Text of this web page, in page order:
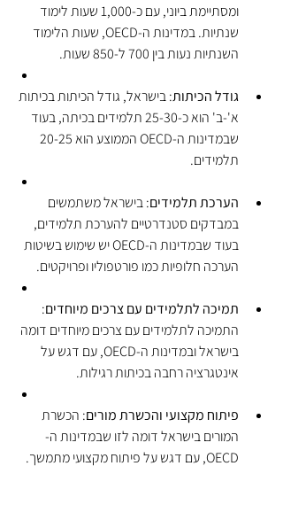
ומסתיימת ביוני, עם כ-1,000 שעות לימוד
שנתיות. במדינות ה-OECD, שעות הלימוד
השנתיות נעות בין 700 ל-850 שעות.
גודל הכיתות: בישראל, גודל הכיתות בכיתות
א'-ב' הוא כ-25-30 תלמידים בכיתה, בעוד
תלמידים.
הערכת תלמידים: בישראל משתמשים
במבדקים סטנדרטיים להערכת תלמידים,
בעוד שבמדינות ה-OECD יש שימוש בשיטות
הערכה חלופיות כמו פורטפוליו ופרויקטים.
תמיכה לתלמידים עם צרכים מיוחדים:
התמיכה לתלמידים עם צרכים מיוחדים דומה
בישראל ובמדינות ה-OECD, עם דגש על
אינטגרציה רחבה בכיתות רגילות.
פיתוח מקצועי והכשרת מורים: הכשרת
המורים בישראל דומה לזו שבמדינות ה-
OECD, עם דגש על פיתוח מקצועי מתמשך.